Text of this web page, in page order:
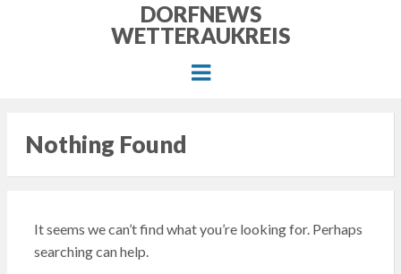
DORFNEWS
WETTERAUKREIS
Menu
Nothing Found
It seems we can’t find what you’re looking for. Perhaps
searching can help.